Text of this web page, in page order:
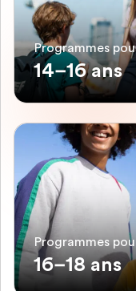
Programmes
14–16 ans
Programmes
16–18 ans